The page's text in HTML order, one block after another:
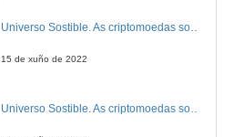
15 de xuño de 2022
Universo Sostible. As criptomoedas son a moeda do futuro? Botón vermello RTVE á carta